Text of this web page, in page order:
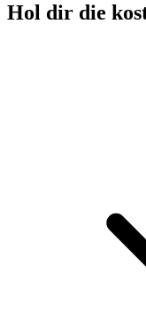
Hol dir die